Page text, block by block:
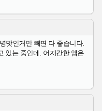
맛인거만 빼면 다 좋습니다.
있는 중인데, 어지간한 앱은